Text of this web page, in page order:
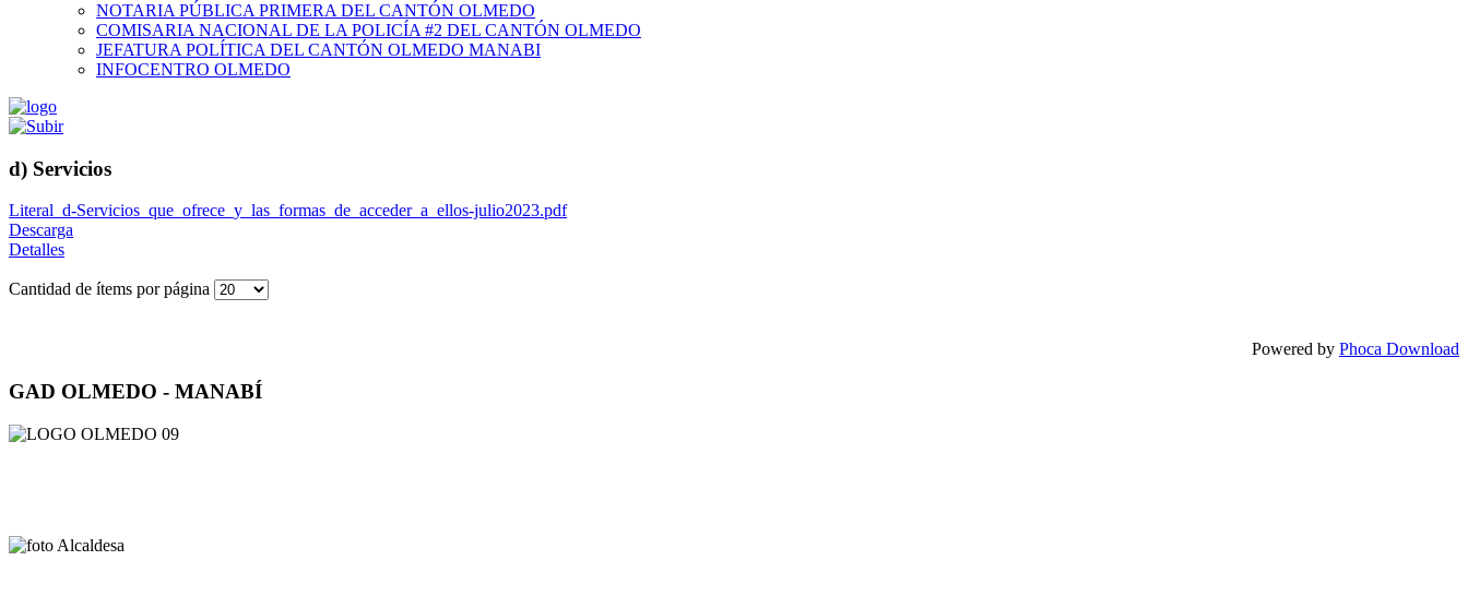
NOTARIA PÚBLICA PRIMERA DEL CANTÓN OLMEDO
COMISARIA NACIONAL DE LA POLICÍA #2 DEL CANTÓN OLMEDO
JEFATURA POLÍTICA DEL CANTÓN OLMEDO MANABI
INFOCENTRO OLMEDO
d) Servicios
Literal_d-Servicios_que_ofrece_y_las_formas_de_acceder_a_ellos-julio2023.pdf
Descarga
Detalles
Cantidad de ítems por página
Powered by Phoca Download
GAD OLMEDO - MANABÍ